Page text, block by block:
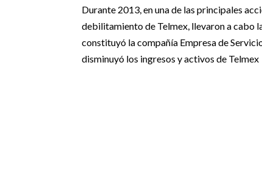
Durante 2013, en una de las principales
debilitamiento de Telmex, llevaron a cabo
constituyó la compañía Empresa de
disminuyó los ingresos y activos de Telmex